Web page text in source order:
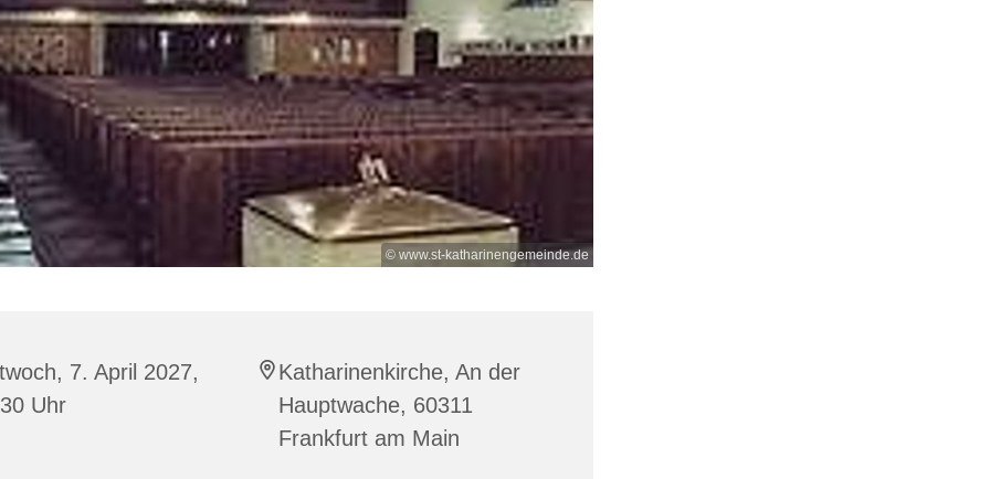
© www.st-katharinengemeinde.de
7. April 2027,
Uhr
Katharinenkirche, An der
Hauptwache, 60311
Frankfurt am Main